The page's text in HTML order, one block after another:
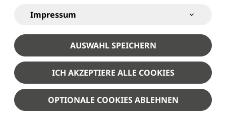
RECHTLICHE
GRUNDLAGEN
Der Stadtjugendring Kempten ist eine Gliederung des
Bayerischen Jugendrings (Körperschaft des öffentlichen
Rechts). Rechtliche Grundlagen sind die Satzung und die
Geschäftsordnung.
Impressum
AUSWAHL SPEICHERN
ICH AKZEPTIERE ALLE COOKIES
OPTIONALE COOKIES ABLEHNEN